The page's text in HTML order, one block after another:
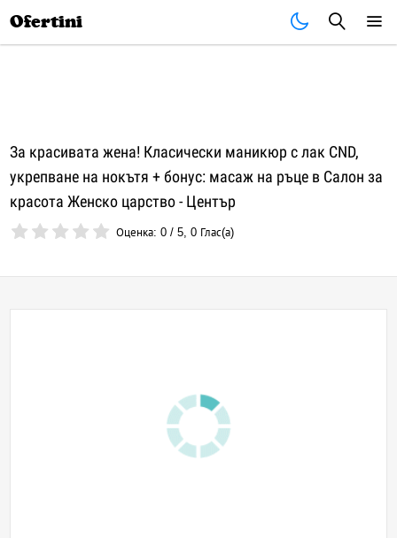
Ofertini
За красивата жена! Класически маникюр с лак CND,
укрепване на нокътя + бонус: масаж на ръце в Салон за
красота Женско царство - Център
Оценка:0 /5,0 Глас(а)